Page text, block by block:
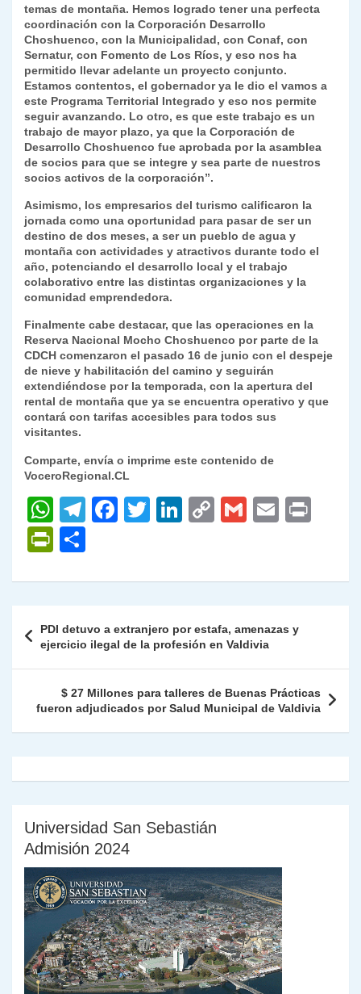
temas de montaña. Hemos logrado tener una perfecta
coordinación con la Corporación Desarrollo
Choshuenco, con la Municipalidad, con Conaf, con
Sernatur, con Fomento de Los Ríos, y eso nos ha
permitido llevar adelante un proyecto conjunto.
Estamos contentos, el gobernador ya le dio el vamos a
este Programa Territorial Integrado y eso nos permite
seguir avanzando. Lo otro, es que este trabajo es un
trabajo de mayor plazo, ya que la Corporación de
Desarrollo Choshuenco fue aprobada por la asamblea
de socios para que se integre y sea parte de nuestros
socios activos de la corporación”.
Asimismo, los empresarios del turismo calificaron la
jornada como una oportunidad para pasar de ser un
destino de dos meses, a ser un pueblo de agua y
montaña con actividades y atractivos durante todo el
año, potenciando el desarrollo local y el trabajo
colaborativo entre las distintas organizaciones y la
comunidad emprendedora.
Finalmente cabe destacar, que las operaciones en la
Reserva Nacional Mocho Choshuenco por parte de la
CDCH comenzaron el pasado 16 de junio con el despeje
de nieve y habilitación del camino y seguirán
extendiéndose por la temporada, con la apertura del
rental de montaña que ya se encuentra operativo y que
contará con tarifas accesibles para todos sus
visitantes.
Comparte, envía o imprime este contenido de
VoceroRegional.CL
W
h
at
s
p
p
T
gr
m
F
e
o
o
k
T
er
Li
e
n
C
y
n
k
G
l
E
l
P
nt
Fr
ie
n
dl
y
m
ar
tir
de
entradas
PDI detuvo a extranjero por estafa, amenazas y
ejercicio ilegal de la profesión en Valdivia
$ 27 Millones para talleres de Buenas Prácticas
fueron adjudicados por Salud Municipal de Valdivia
Universidad San Sebastián
Admisión 2024